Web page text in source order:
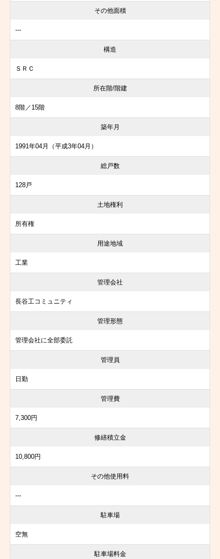
その他面積
---
構造
ＳＲＣ
所在階/階建
8階／15階
築年月
1991年04月（平成3年04月）
総戸数
128戸
土地権利
所有権
用途地域
工業
管理会社
長谷工コミュニティ
管理形態
管理会社に全部委託
管理員
日勤
管理費
7,300円
修繕積立金
10,800円
その他使用料
---
駐車場
空無
駐車場料金